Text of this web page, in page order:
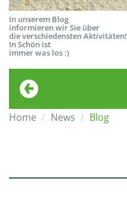
In unserem Blog
informieren wir Sie über
die verschiedensten Aktivitäten!
In Schön ist
immer was los :)
Home News Blog